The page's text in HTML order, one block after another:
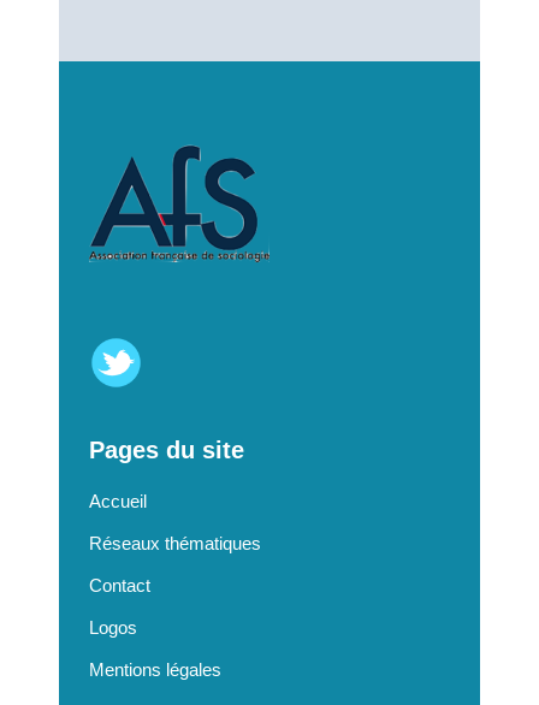
Pages du site
Accueil
Réseaux thématiques
Contact
Logos
Mentions légales